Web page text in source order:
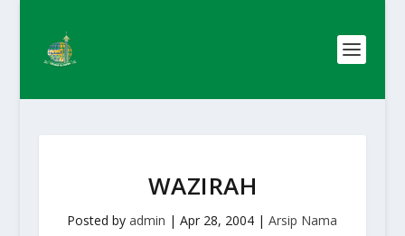
WAZIRAH
Posted byadmin |Apr 28, 2004 |Arsip Nama